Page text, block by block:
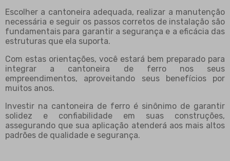
Escolher a cantoneira adequada, realizar a manutenção
necessária e seguir os passos corretos de instalação são
fundamentais para garantir a segurança e a eficácia das
estruturas que ela suporta.
Com estas orientações, você estará bem preparado para
integrar a cantoneira de ferro nos seus
empreendimentos, aproveitando seus benefícios por
muitos anos.
Investir na cantoneira de ferro é sinônimo de garantir
solidez e confiabilidade em suas construções,
assegurando que sua aplicação atenderá aos mais altos
padrões de qualidade e segurança.